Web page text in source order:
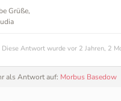
Grüße,
Diese Antwort wurde vor 2 Jahren, 2
als Antwort auf: Morbus Basedow